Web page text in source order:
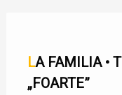
LA FAMILIA • TURNEU NAȚIONAL 2024
„FOARTE”